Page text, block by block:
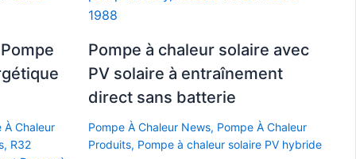
À Chaleur
, R32
Pompe à chaleur solaire avec
PV solaire à entraînement
direct sans batterie
Pompe À Chaleur News, Pompe À Chaleur
Produits, Pompe à chaleur solaire PV hybride